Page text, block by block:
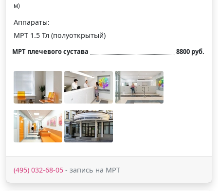
м)
Аппараты:
МРТ 1.5 Тл (полуоткрытый)
МРТ плечевого сустава 8800 руб.
(495) 032-68-05 - запись на МРТ